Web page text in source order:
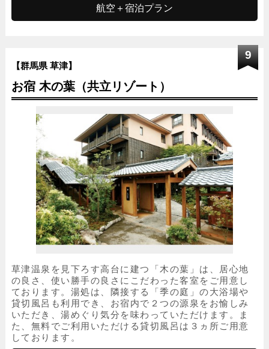
航空＋宿泊プラン
9
【群馬県 草津】
お宿 木の葉（共立リゾート）
草津温泉を見下ろす高台に建つ「木の葉」は、居心地
の良さ、使い勝手の良さにこだわった客室をご用意し
ております。湯処は、隣接する「季の庭」の大浴場や
貸切風呂も利用でき、お宿内で２つの源泉をお愉しみ
いただき、湯めぐり気分を味わっていただけます。ま
た、無料でご利用いただける貸切風呂は３ヵ所ご用意
しております。